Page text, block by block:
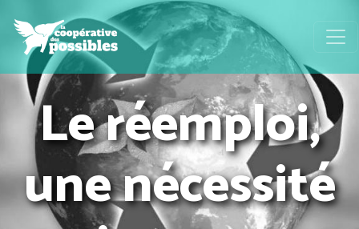
Le réemploi,
une nécessité